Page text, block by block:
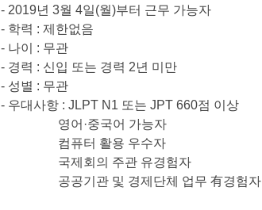
- 2019년3월4일(월)부터 근무 가능자
- 학력 :제한없음
- 나이 : 무관
- 경력 : 신입 또는 경력 2년 미만
- 성별 : 무관
- 우대사항 : JLPT N1 또는JPT 660점 이상
영어 ·중국어 가능자
컴퓨터 활용 우수자
국제회의 주관 유경험자
공공기관 및 경제단체 업무有경험자